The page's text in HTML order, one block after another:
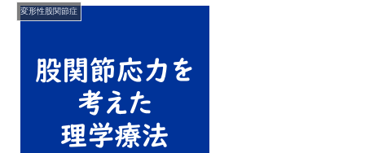
変形性股関節症